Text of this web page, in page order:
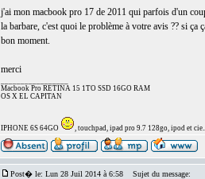
j'ai mon macbook pro 17 de 2011 qui parfois d'un
la barbare, c'est quoi le problème à votre avis ?? si
bon moment.
merci
Macbook Pro RETINA 15 1TO SSD 16GO RAM
OS X EL CAPITAN
IPHONE 6S 64GO , touchpad, ipad pro 9.7 128go, ipod et
Post� le: Lun 28 Juil 2014 à 6:58 Sujet du message: